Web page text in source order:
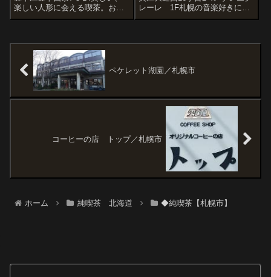
楽しい人形に会える喫茶。おい
しく、すごいボリュームのカレ
とおしゃべりが弾む喫茶。豊平
区のマリアローゼさんへ。札幌
市内の喫茶...
レーレ 1F札幌の音楽好きには
良く知られたカフェです。オー
アルコール有り、夜遅くまで営
ペケレット湖園／札幌市
コーヒーの店 トップ／札幌市
ホーム 純喫茶 北海道 ◆純喫茶【札幌市】